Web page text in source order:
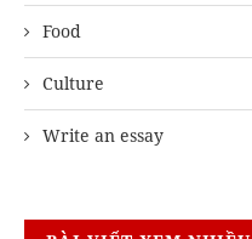
Food
Culture
Write an essay